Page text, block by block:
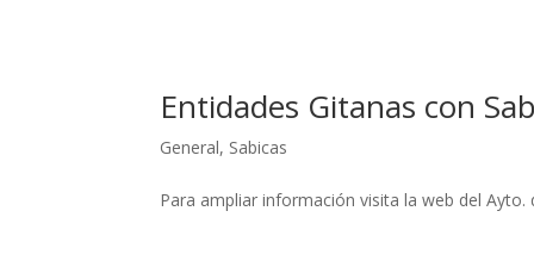
Entidades Gitanas con
General, Sabicas
Para ampliar información visita la web del